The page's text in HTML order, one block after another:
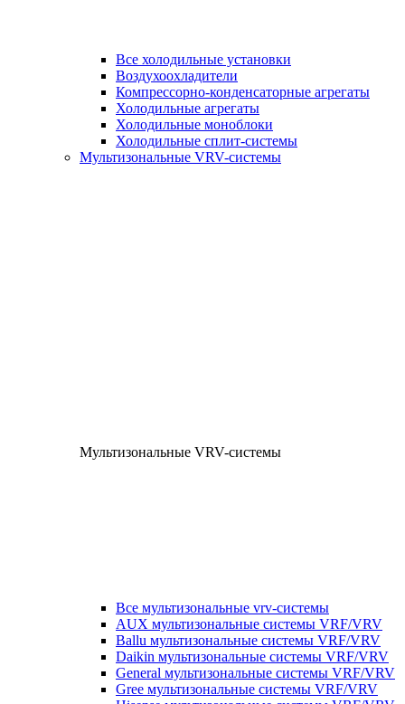
Все холодильные установки
Воздухоохладители
Компрессорно-конденсаторные агрегаты
Холодильные агрегаты
Холодильные моноблоки
Холодильные сплит-системы
Мультизональные VRV-системы
Мультизональные VRV-системы
Все мультизональные vrv-системы
AUX мультизональные системы VRF/VRV
Ballu мультизональные системы VRF/VRV
Daikin мультизональные системы VRF/VRV
General мультизональные системы VRF/VRV
Gree мультизональные системы VRF/VRV